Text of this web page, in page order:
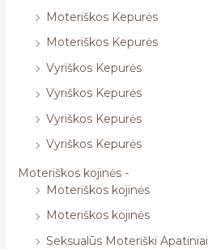
Moteriškos Kepurės
Moteriškos Kepurės
Vyriškos Kepurės
Vyriškos Kepurės
Vyriškos Kepurės
Vyriškos Kepurės
Moteriškos kojinės -
Moteriškos kojinės
Moteriškos kojinės
Seksualūs Moteriški Apatiniai